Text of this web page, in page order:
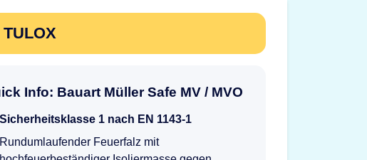
Info: Bauart Müller Safe MV / MVO
Sicherheitsklasse 1 nach EN 1143-1
Rundumlaufender Feuerfalz mit